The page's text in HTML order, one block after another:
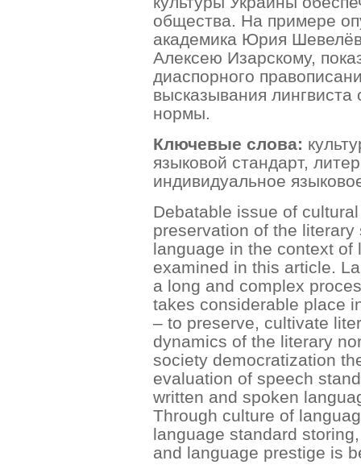
общества. На примере
академика Юрия
Алексею Изарскому,
диаспорного
высказывания лингвиста
нормы.
Ключевые слова:
языковой стандарт,
индивидуальное
Debatable issue of
preservation of the
language in the context
examined in this article.
a long and complex
takes considerable place
– to preserve, cultivate
dynamics of the literary
society democratization
evaluation of speech
written and spoken
Through culture of
language standard
and language prestige is